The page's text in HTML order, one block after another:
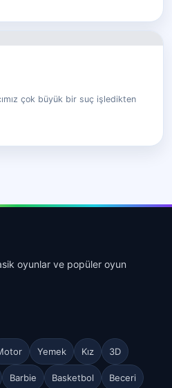
çok büyük bir suç işledikten
oyunlar ve popüler oyun
Yemek Kız 3D
Barbie Basketbol Beceri